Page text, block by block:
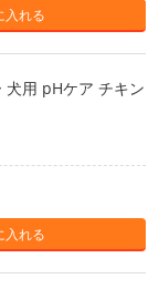
れる
犬用 pHケア チキン
れる